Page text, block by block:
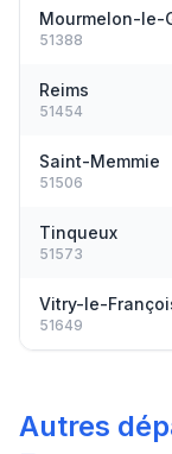
Mourmelon-le-
51388
Reims
51454
Saint-Memmie
51506
Tinqueux
51573
Vitry-le-
51649
Autres